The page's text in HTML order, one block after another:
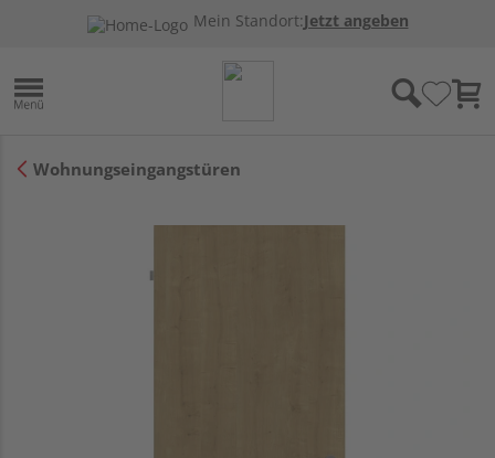
Mein Standort:Jetzt angeben
Wohnungseingangstüren